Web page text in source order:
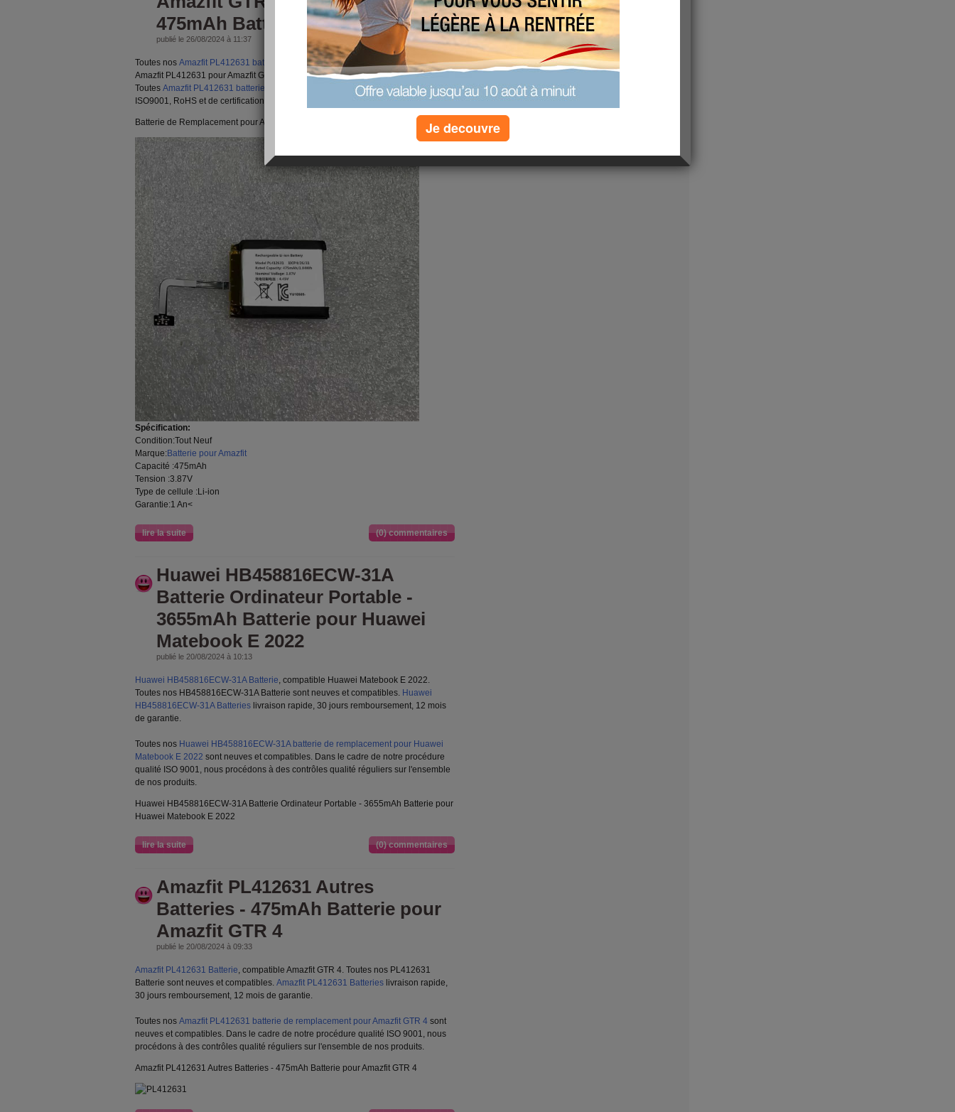
475mAh Batterie
publié le 26/08/2024 à 11:37
Toutes nos Amazfit PL412631 batterie
sont neuves et compatibles. Cette Batterie
Amazfit PL412631 pour Amazfit GTR 4 - 475mAh est le choix idéal pour votre!
Toutes Amazfit PL412631 batteries
a passé les attestations internationales
ISO9001, RoHS et de certification CE.
Batterie de Remplacement pour Amazfit GTR 4 - PL412631 475mAh Batterie
Spécification:
Condition:Tout Neuf
Marque:Batterie pour Amazfit
Capacité :475mAh
Tension :3.87V
Type de cellule :Li-ion
Garantie:1 An<
lire la suite (0) commentaires
Huawei HB458816ECW-31A
Batterie Ordinateur Portable -
3655mAh Batterie pour Huawei
Matebook E 2022
publié le 20/08/2024 à 10:13
Huawei HB458816ECW-31A Batterie, compatible Huawei Matebook E 2022.
Toutes nos HB458816ECW-31A Batterie sont neuves et compatibles. Huawei
HB458816ECW-31A Batteries livraison rapide, 30 jours remboursement, 12 mois
de garantie.
Toutes nos Huawei HB458816ECW-31A batterie de remplacement pour Huawei
Matebook E 2022 sont neuves et compatibles. Dans le cadre de notre procédure
qualité ISO 9001, nous procédons à des contrôles qualité réguliers sur l'ensemble
de nos produits.
Huawei HB458816ECW-31A Batterie Ordinateur Portable - 3655mAh Batterie pour
Huawei Matebook E 2022
lire la suite (0) commentaires
Amazfit PL412631 Autres
Batteries - 475mAh Batterie pour
Amazfit GTR 4
publié le 20/08/2024 à 09:33
Amazfit PL412631 Batterie, compatible Amazfit GTR 4. Toutes nos PL412631
Batterie sont neuves et compatibles. Amazfit PL412631 Batteries livraison rapide,
30 jours remboursement, 12 mois de garantie.
Toutes nos Amazfit PL412631 batterie de remplacement pour Amazfit GTR 4 sont
neuves et compatibles. Dans le cadre de notre procédure qualité ISO 9001, nous
procédons à des contrôles qualité réguliers sur l'ensemble de nos produits.
Amazfit PL412631 Autres Batteries - 475mAh Batterie pour Amazfit GTR 4
Je decouvre